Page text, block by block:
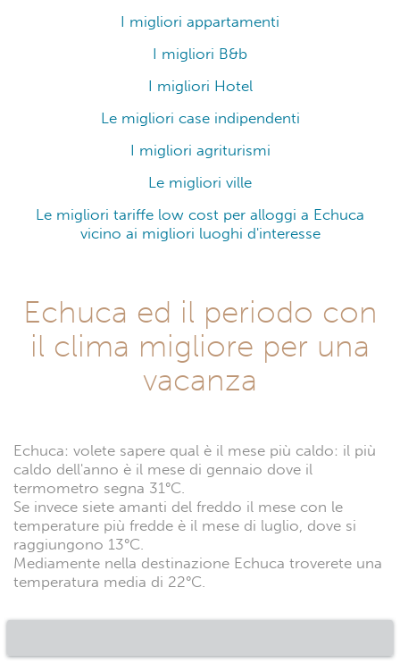
I migliori appartamenti
I migliori B&b
I migliori Hotel
Le migliori case indipendenti
I migliori agriturismi
Le migliori ville
Le migliori tariffe low cost per alloggi a Echuca
vicino ai migliori luoghi d'interesse
Echuca ed il periodo con
il clima migliore per una
vacanza
Echuca: volete sapere qual è il mese più caldo: il più
caldo dell'anno è il mese di gennaio dove il
termometro segna 31°C.
Se invece siete amanti del freddo il mese con le
temperature più fredde è il mese di luglio, dove si
raggiungono 13°C.
Mediamente nella destinazione Echuca troverete una
temperatura media di 22°C.